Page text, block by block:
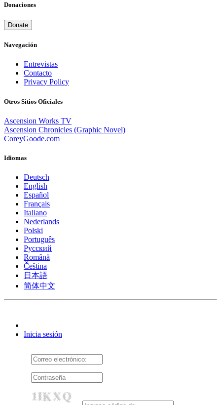
Donaciones
Donate
Navegación
Entrevistas
Contacto
Privacy Policy
Otros Sitios Oficiales
Ascension Works TV
Ascension Chronicles (Graphic Novel)
CoreyGoode.com
Idiomas
Deutsch
English
Español
Français
Italiano
Nederlands
Polski
Português
Pусский
Română
Čeština
日本語
简体中文
Inicia sesión